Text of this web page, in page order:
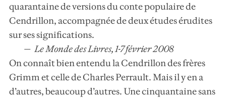
quarantaine de versions du conte populaire de
Cendrillon, accompagnée de deux études érudites
sur ses significations.
Le Monde des Livres, 1-7 février 2008
On connaît bien entendu la Cendrillon des frères
Grimm et celle de Charles Perrault. Mais il y en a
d’autres, beaucoup d’autres. Une cinquantaine sans